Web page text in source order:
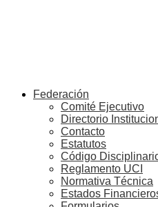
Federación
Comité Ejecutivo
Directorio
Contacto
Estatutos
Código
Reglamento UCI
Normativa Técnica
Estados